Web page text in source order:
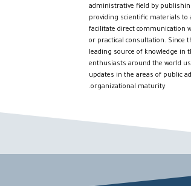
administrative field by
providing scientific materials to
facilitate direct communication
or practical consultation. Since
leading source of knowledge in
enthusiasts around the world
updates in the areas of public
organizational maturity.